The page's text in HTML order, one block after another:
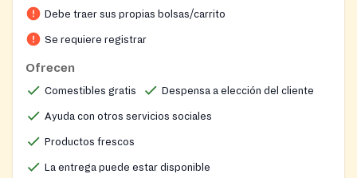
Available! Fresh groceries, delivered right to your door
— at no cost to you. This service is especially designed
for: Expectant mothers and new parents (pregnant or
with a newborn up to 2 months old), Elderly residents
(65+), and Homebound or disabled individuals
Debe traer sus propias bolsas/carrito
Se requiere registrar
Ofrecen
Comestibles gratis Despensa a elección del cliente
Ayuda con otros servicios sociales
Productos frescos
La entrega puede estar disponible